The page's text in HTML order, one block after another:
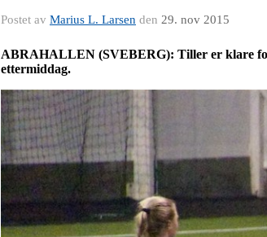
Postet av Marius L. Larsen den 29. nov 2015
ABRAHALLEN (SVEBERG): Tiller er klare for
ettermiddag.